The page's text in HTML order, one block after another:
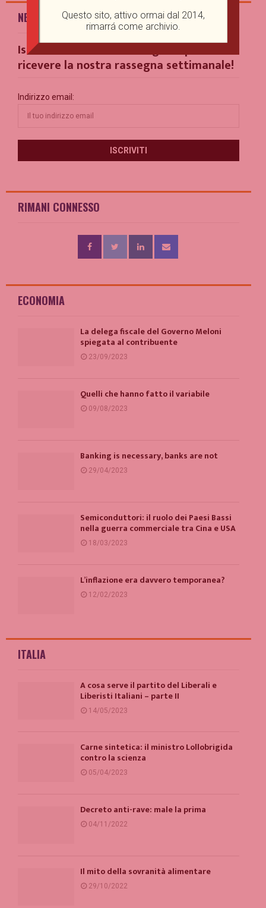
NEWSLETTER
Iscriviti alla nostra Mailing List per
ricevere la nostra rassegna settimanale!
Indirizzo email:
RIMANI CONNESSO
ECONOMIA
La delega fiscale del Governo Meloni
spiegata al contribuente
23/09/2023
Quelli che hanno fatto il variabile
09/08/2023
Banking is necessary, banks are not
29/04/2023
Semiconduttori: il ruolo dei Paesi Bassi
nella guerra commerciale tra Cina e USA
18/03/2023
L’inflazione era davvero temporanea?
12/02/2023
ITALIA
A cosa serve il partito del Liberali e
Liberisti Italiani – parte II
14/05/2023
Carne sintetica: il ministro Lollobrigida
contro la scienza
05/04/2023
Decreto anti-rave: male la prima
04/11/2022
Il mito della sovranità alimentare
29/10/2022
Questo sito, attivo ormai dal 2014,
rimarrá come archivio.